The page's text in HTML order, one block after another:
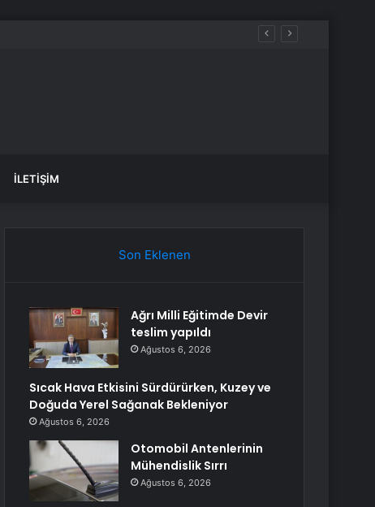
İLETIŞIM
Son Eklenen
Ağrı Milli Eğitimde Devir
teslim yapıldı
Ağustos 6, 2026
Sıcak Hava Etkisini Sürdürürken, Kuzey ve
Doğuda Yerel Sağanak Bekleniyor
Ağustos 6, 2026
Otomobil Antenlerinin
Mühendislik Sırrı
Ağustos 6, 2026